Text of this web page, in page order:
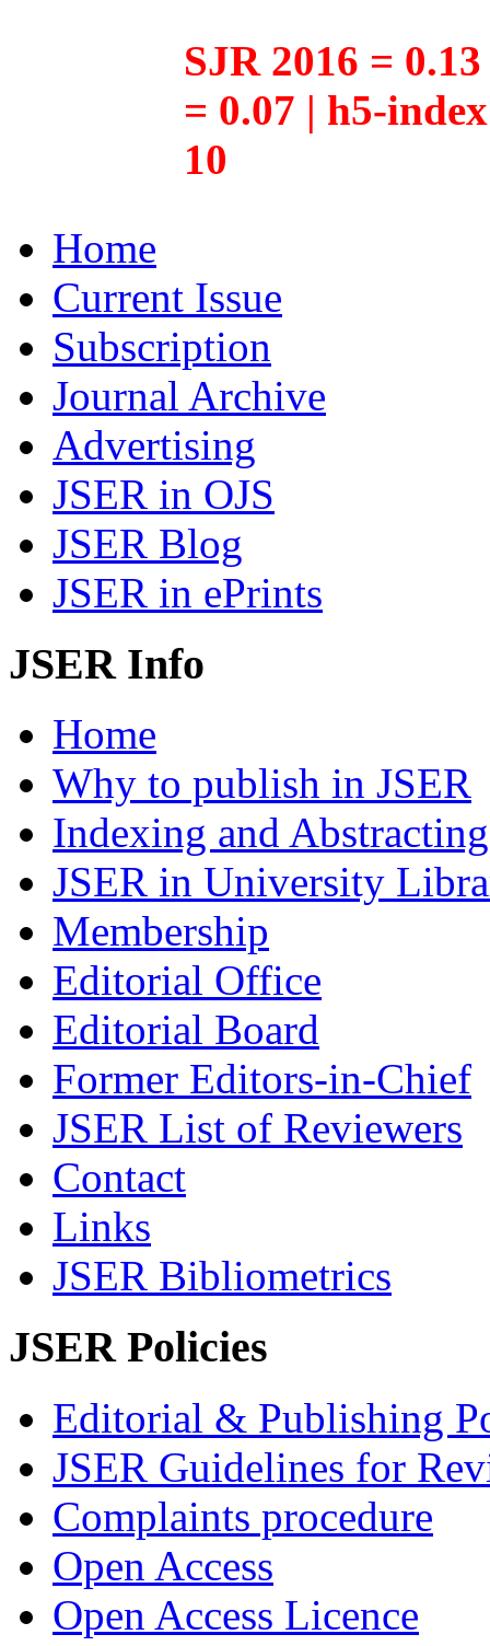
SJR 2016 =
= 0.07 | h5-
10
Home
Current Issue
Subscription
Journal Archive
Advertising
JSER in OJS
JSER Blog
JSER in ePrints
JSER Info
Home
Why to publish in JSER
Indexing and Abstracting
JSER in University
Membership
Editorial Office
Editorial Board
Former Editors-in-Chief
JSER List of Reviewers
Contact
Links
JSER Bibliometrics
JSER Policies
Editorial & Publishing
JSER Guidelines for
Complaints procedure
Open Access
Open Access Licence